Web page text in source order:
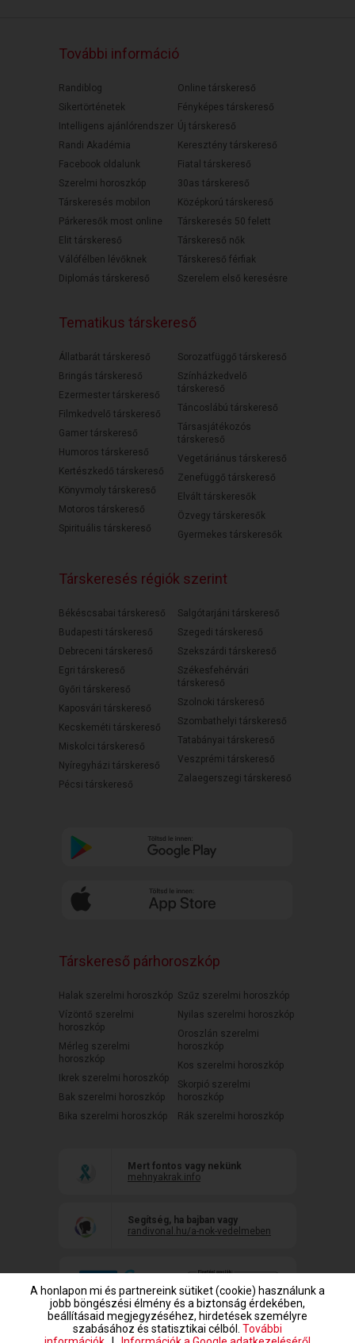
További információ
Randiblog
Sikertörténetek
Intelligens ajánlórendszer
Randi Akadémia
Facebook oldalunk
Szerelmi horoszkóp
Társkeresés mobilon
Párkeresők most online
Elit társkereső
Válófélben lévőknek
Diplomás társkereső
Online társkereső
Fényképes társkereső
Új társkereső
Keresztény társkereső
Fiatal társkereső
30as társkereső
Középkorú társkereső
Társkeresés 50 felett
Társkereső nők
Társkereső férfiak
Szerelem első keresésre
Tematikus társkereső
Állatbarát társkereső
Bringás társkereső
Ezermester társkereső
Filmkedvelő társkereső
Gamer társkereső
Humoros társkereső
Kertészkedő társkereső
Könyvmoly társkereső
Motoros társkereső
Spirituális társkereső
Sorozatfüggő társkereső
Színházkedvelő
társkereső
Táncoslábú társkereső
Társasjátékozós
társkereső
Vegetáriánus társkereső
Zenefüggő társkereső
Elvált társkeresők
Özvegy társkeresők
Gyermekes társkeresők
Társkeresés régiók szerint
Békéscsabai társkereső
Budapesti társkereső
Debreceni társkereső
Egri társkereső
Győri társkereső
Kaposvári társkereső
Kecskeméti társkereső
Miskolci társkereső
Nyíregyházi társkereső
Pécsi társkereső
Salgótarjáni társkereső
Szegedi társkereső
Szekszárdi társkereső
Székesfehérvári
társkereső
Szolnoki társkereső
Szombathelyi társkereső
Tatabányai társkereső
Veszprémi társkereső
Zalaegerszegi társkereső
Társkereső párhoroszkóp
Halak szerelmi horoszkóp
Vízöntő szerelmi
horoszkóp
Mérleg szerelmi
horoszkóp
Ikrek szerelmi horoszkóp
Bak szerelmi horoszkóp
Bika szerelmi horoszkóp
Szűz szerelmi horoszkóp
Nyilas szerelmi horoszkóp
Oroszlán szerelmi
horoszkóp
Kos szerelmi horoszkóp
Skorpió szerelmi
horoszkóp
Rák szerelmi horoszkóp
Mert fontos vagy nekünk
mehnyakrak.info
Segítség, ha bajban vagy
randivonal.hu/a-nok-vedelmeben
A honlapon mi és partnereink sütiket (cookie) használunk a
jobb böngészési élmény és a biztonság érdekében,
beállításaid megjegyzéséhez, hirdetések személyre
szabásához és statisztikai célból. További